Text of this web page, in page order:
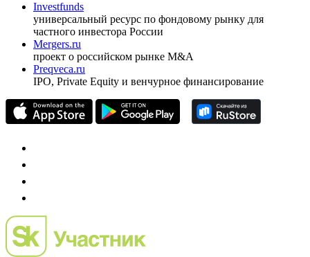
Investfunds
универсальный ресурс по фондовому рынку для
частного инвестора России
Mergers.ru
проект о российском рынке M&A
Preqveca.ru
IPO, Private Equity и венчурное финансирование